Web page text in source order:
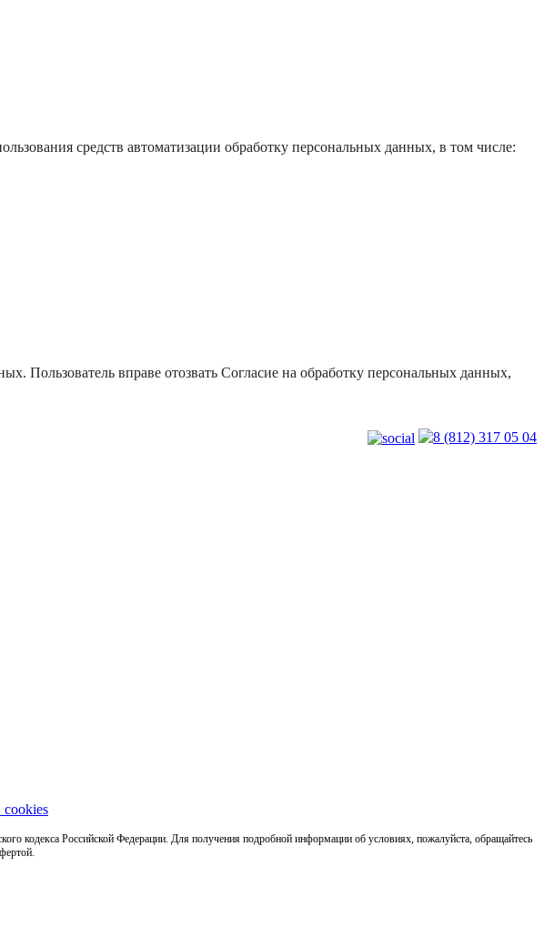
средств автоматизации обработку персональных данных, в том числе:
Пользователь вправе отозвать Согласие на обработку персональных данных,
8 (812) 317 05 04
cookies
кодекса Российской Федерации. Для получения подробной информации об условиях, пожалуйста, обращайтесь